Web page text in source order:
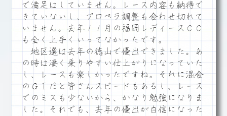
で満足はしていません。レース内容も納得で
きていないし、プロペラ調整も合わせ切れて
いません。去年１１月の福岡レディースＣＣ
も全く上手くいってなかったです。
地区選は去年の徳山で優出できました。あ
の時は凄く乗りやすい仕上がりになっていた
し、レースも楽しかったですね。それに混合
のＧⅠだと皆さんスピードもあるし、レース
でのミスも少ないから、かなり勉強になりま
した。それでも、去年の優出が自信になった